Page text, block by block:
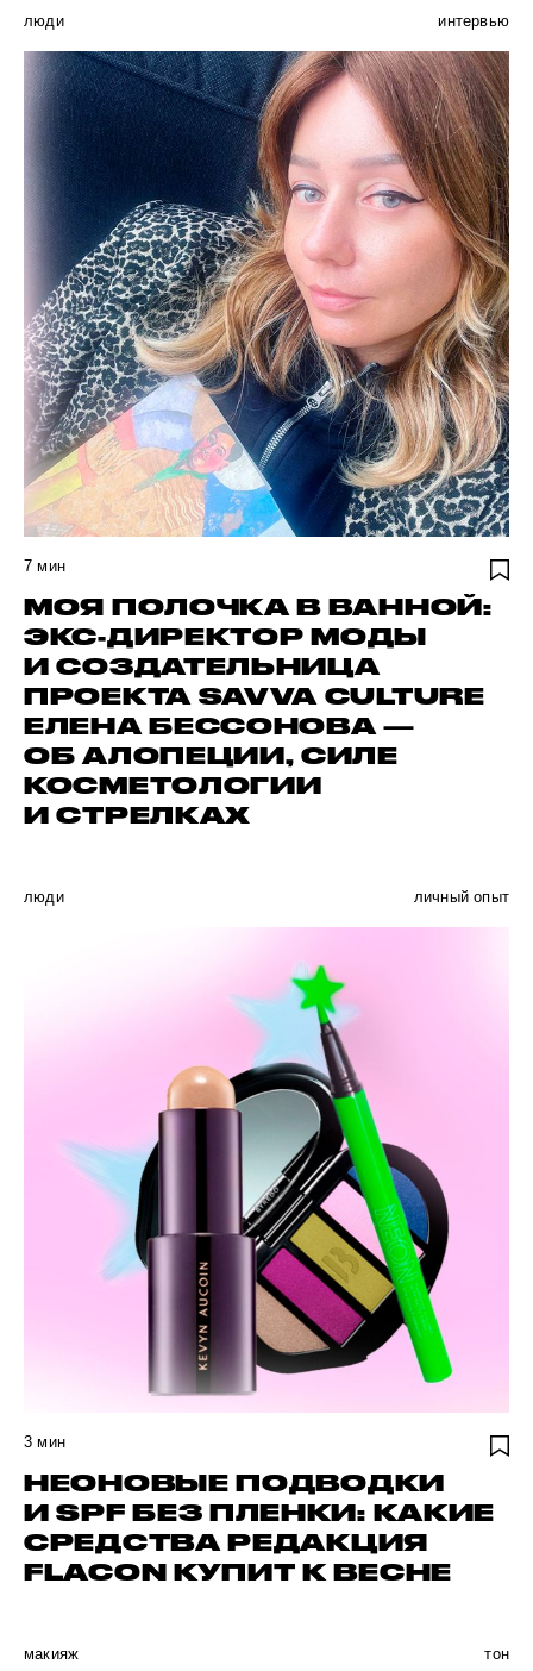
люди интервью
7 мин
МОЯ ПОЛОЧКА В ВАННОЙ:
ЭКС-ДИРЕКТОР МОДЫ
И СОЗДАТЕЛЬНИЦА
ПРОЕКТА SAVVA CULTURE
ЕЛЕНА БЕССОНОВА —
ОБ АЛОПЕЦИИ, СИЛЕ
КОСМЕТОЛОГИИ
И СТРЕЛКАХ
люди личный опыт
3 мин
НЕОНОВЫЕ ПОДВОДКИ
И SPF БЕЗ ПЛЕНКИ: КАКИЕ
СРЕДСТВА РЕДАКЦИЯ
FLACON КУПИТ К ВЕСНЕ
макияж тон